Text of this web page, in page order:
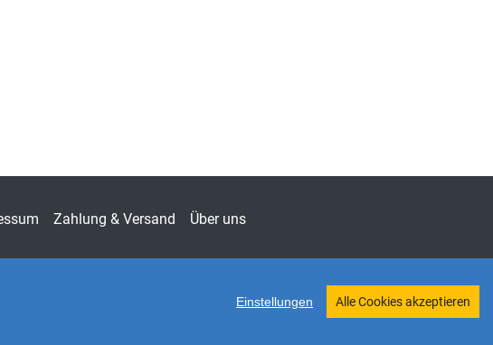
Zahlung & Versand Über uns
Einstellungen Alle Cookies akzeptieren